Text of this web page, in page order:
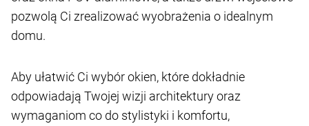
pozwolą Ci zrealizować wyobrażenia o idealnym
domu.
Aby ułatwić Ci wybór okien, które dokładnie
odpowiadają Twojej wizji architektury oraz
wymaganiom co do stylistyki i komfortu,